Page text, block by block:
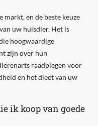
markt, en de beste keuze
uw huisdier. Het is
hoogwaardige
zijn over hun
raadplegen voor
en het dieet van uw
ik koop van goede